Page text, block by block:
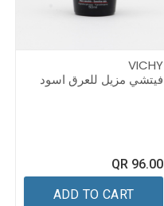
VICHY
فيتشي مزيل للعرق اسود
QR 96.00
ADD TO CART